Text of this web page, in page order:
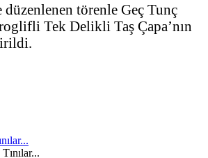
düzenlenen törenle Geç Tunç
Tek Delikli Taş Çapa’nın